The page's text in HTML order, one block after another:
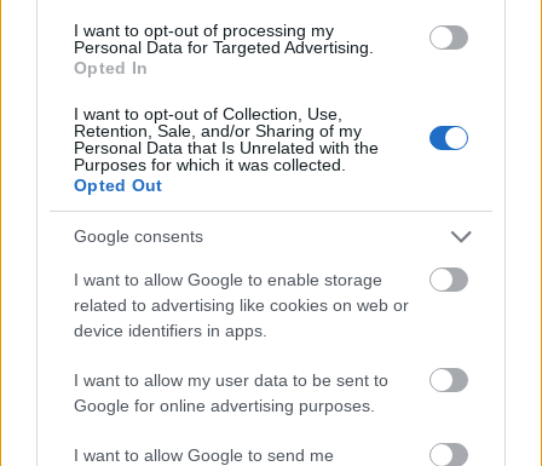
I want to opt-out of processing my
Personal Data for Targeted Advertising.
Opted In
I want to opt-out of Collection, Use,
Retention, Sale, and/or Sharing of my
Personal Data that Is Unrelated with the
Purposes for which it was collected.
Opted Out
Google consents
I want to allow Google to enable storage
related to advertising like cookies on web or
device identifiers in apps.
I want to allow my user data to be sent to
Google for online advertising purposes.
I want to allow Google to send me
Πέρα από τη Λισαβόνα: 10 μαγευτικοί προορισμοί
της Πορτογαλίας